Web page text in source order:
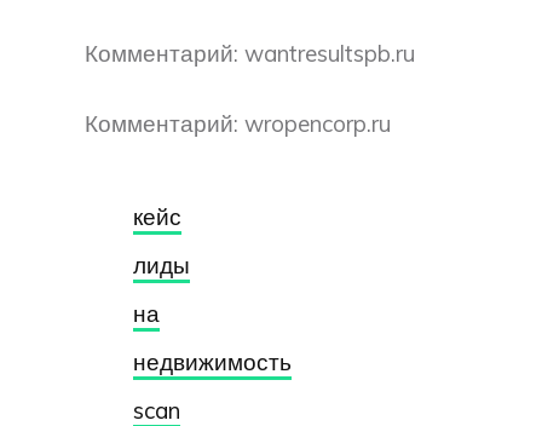
Комментарий: wantresultspb.ru
Комментарий: wropencorp.ru
кейс
лиды
на
недвижимость
scan